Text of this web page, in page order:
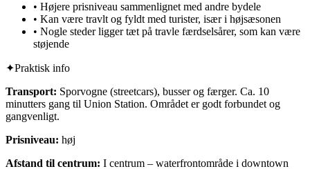
• Højere prisniveau sammenlignet med andre bydele
• Kan være travlt og fyldt med turister, især i højsæsonen
• Nogle steder ligger tæt på travle færdselsårer, som kan være
støjende
✦Praktisk info
Transport: Sporvogne (streetcars), busser og færger. Ca. 10
minutters gang til Union Station. Området er godt forbundet og
gangvenligt.
Prisniveau: høj
Afstand til centrum: I centrum – waterfrontområde i downtown